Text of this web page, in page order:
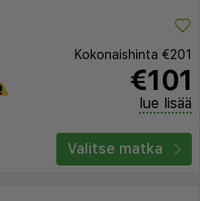
Kokonaishinta €201
€101
lue lisää
Valitse matka